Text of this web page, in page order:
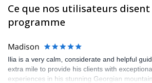
mes collègues George, Lasha et Leri (guides
certifiés au niveau national). Si je ne suis pas
d'entre eux sera votre guide.
Ce que nos utilisateurs disent
programme
Madison
Ilia is a very calm, considerate and helpful
extra mile to provide his clients with
experiences in his stunning Georgian